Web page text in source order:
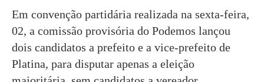
Em convenção partidária realizada na sexta-feira,
02, a comissão provisória do Podemos lançou
dois candidatos a prefeito e a vice-prefeito de
Platina, para disputar apenas a eleição